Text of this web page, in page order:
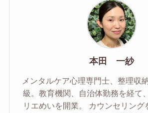
本田 一紗
メンタルケア心理専門士、整理収
級。教育機関、自治体勤務を経て
リエめいを開業。 カウンセリング